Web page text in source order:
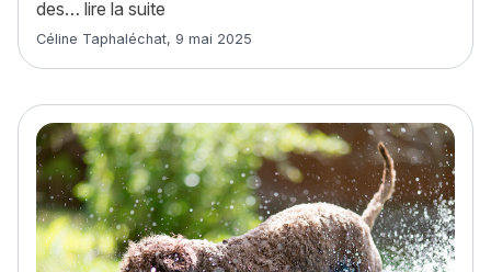
des… lire la suite
Article rédigé par
Céline Taphaléchat, 9 mai 2025